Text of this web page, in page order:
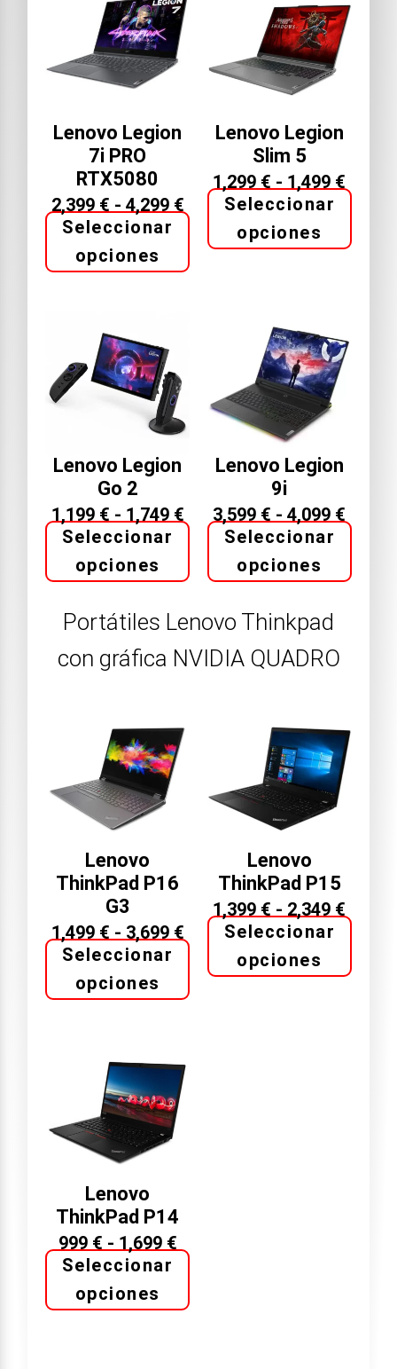
Lenovo Legion
7i PRO
RTX5080
2,399 € - 4,299 €
Seleccionar
opciones
Lenovo Legion
Slim 5
1,299 € - 1,499 €
Seleccionar
opciones
Lenovo Legion
Go 2
1,199 € - 1,749 €
Seleccionar
opciones
Lenovo Legion
9i
3,599 € - 4,099 €
Seleccionar
opciones
Portátiles Lenovo Thinkpad
con gráfica NVIDIA QUADRO
Lenovo
ThinkPad P16
G3
1,499 € - 3,699 €
Seleccionar
opciones
Lenovo
ThinkPad P15
1,399 € - 2,349 €
Seleccionar
opciones
Lenovo
ThinkPad P14
999 € - 1,699 €
Seleccionar
opciones